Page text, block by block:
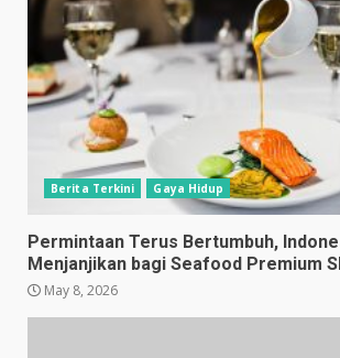
Berita Terkini Gaya Hidup
Permintaan Terus Bertumbuh,
Menjanjikan bagi Seafood Premium
May 8, 2026